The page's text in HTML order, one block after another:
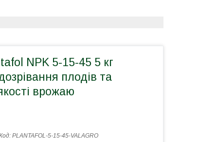
NPK 5-15-45 5 кг
плодів та
врожаю
PLANTAFOL-5-15-45-VALAGRO